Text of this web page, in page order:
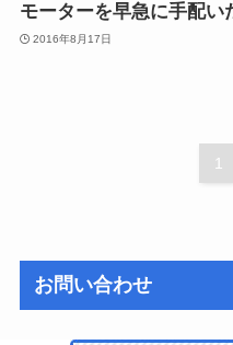
モーターを早急に手配い
2016年8月17日
1
お問い合わせ